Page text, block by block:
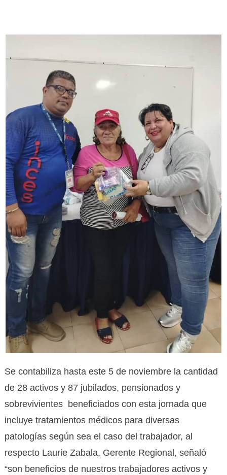
Se contabiliza hasta este 5 de noviembre la cantidad
de 28 activos y 87 jubilados, pensionados y
sobrevivientes beneficiados con esta jornada que
incluye tratamientos médicos para diversas
patologías según sea el caso del trabajador, al
respecto Laurie Zabala, Gerente Regional, señaló
“son beneficios de nuestros trabajadores activos y